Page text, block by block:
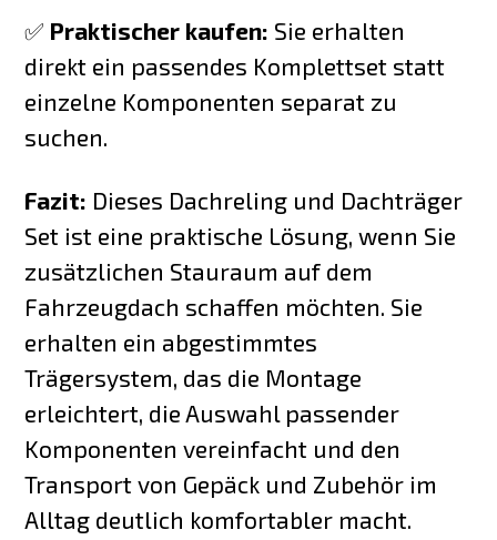
✅ Praktischer kaufen: Sie erhalten
direkt ein passendes Komplettset statt
einzelne Komponenten separat zu
suchen.
Fazit: Dieses Dachreling und Dachträger
Set ist eine praktische Lösung, wenn Sie
zusätzlichen Stauraum auf dem
Fahrzeugdach schaffen möchten. Sie
erhalten ein abgestimmtes
Trägersystem, das die Montage
erleichtert, die Auswahl passender
Komponenten vereinfacht und den
Transport von Gepäck und Zubehör im
Alltag deutlich komfortabler macht.